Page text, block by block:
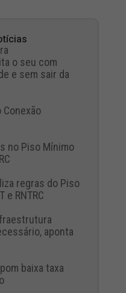
o seu com
e sem sair da
no Piso Mínimo
regras do Piso
e RNTRC
aponta
baixa taxa